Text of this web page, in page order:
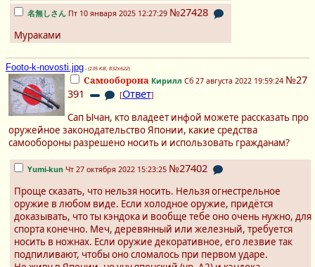
名無しさん Пт 10 января 2025 12:27:29 №27428
Мураками
Footo-k-novosti.jpg - (135 KB, 832x622)
Самооборона Кирилл Сб 27 августа 2022 19:59:24 №27
391
[Ответ]
Сап Ычан, кто владеет инфой можете рассказать про
оружейное законодательство Японии, какие средства
самообороны разрешено носить и использовать гражданам?
Yumi-kun Чт 27 октября 2022 15:23:25 №27402
Проще сказать, что нельзя носить. Нельзя огнестрельное
оружие в любом виде. Если холодное оружие, придётся
доказывать, что ты кэндока и вообще тебе оно очень нужно, для
спорта конечно. Меч, деревянный или железный, требуется
носить в ножнах. Если оружие декоративное, его лезвие так
подпиливают, чтобы оно сломалось при первом ударе.